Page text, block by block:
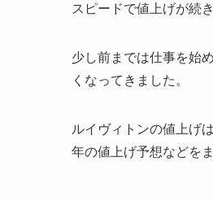
スピードで値上げが続
少し前までは仕事を始
くなってきました。
ルイヴィトンの値上げ
年の値上げ予想などを